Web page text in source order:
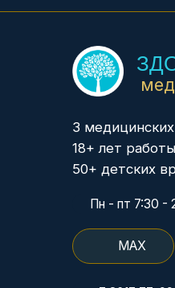
+7 8617 77-99-77
+7 8617 77-99-27